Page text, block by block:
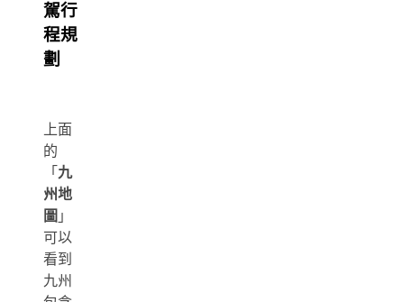
駕行
程規
劃
上面
的
「 九
州地
圖 」
可以
看到
九州